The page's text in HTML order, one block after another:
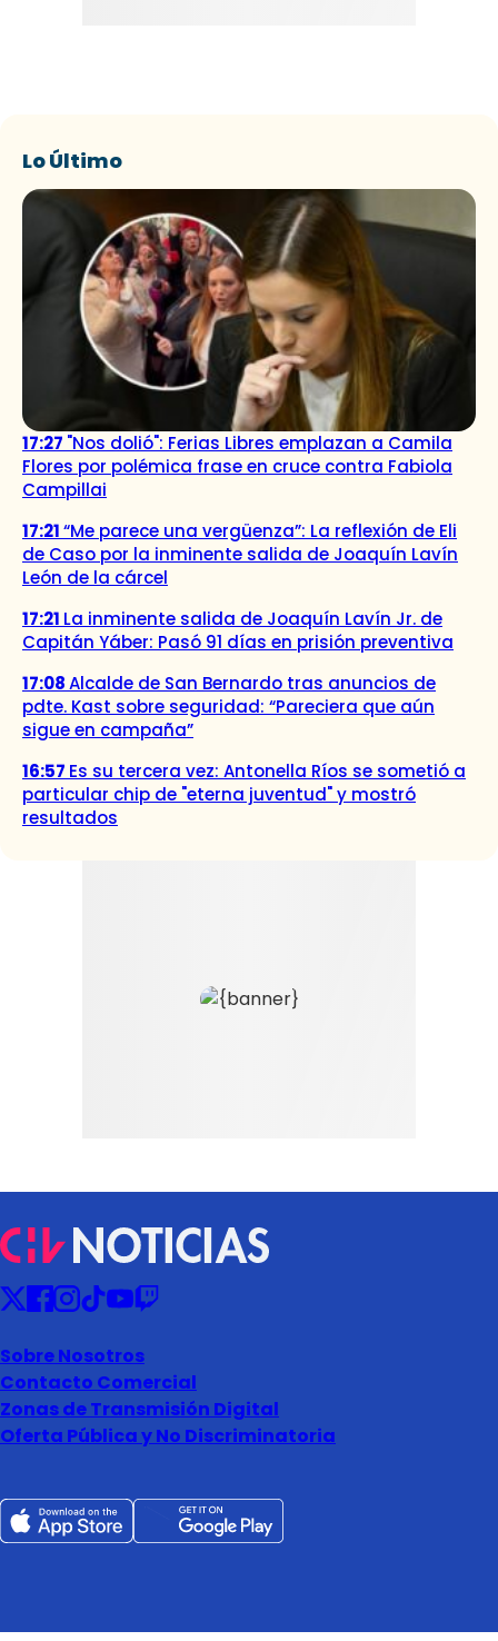
Lo Último
17:27 "Nos dolió": Ferias Libres emplazan a Camila
Flores por polémica frase en cruce contra Fabiola
Campillai
17:21“Me parece una vergüenza”: La reflexión de Eli
de Caso por la inminente salida de Joaquín Lavín
León de la cárcel
17:21 La inminente salida de Joaquín Lavín Jr. de
Capitán Yáber: Pasó 91 días en prisión preventiva
17:08Alcalde de San Bernardo tras anuncios de
pdte. Kast sobre seguridad: “Pareciera que aún
sigue en campaña”
16:57 Es su tercera vez: Antonella Ríos se sometió a
particular chip de "eterna juventud" y mostró
resultados
Sobre Nosotros
Contacto Comercial
Zonas de Transmisión Digital
Oferta Pública y No Discriminatoria